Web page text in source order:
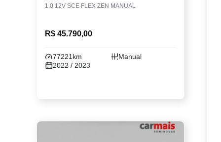
1.0 12V SCE FLEX ZEN MANUAL
R$ 45.790,00
77221km
Manual
2022 / 2023